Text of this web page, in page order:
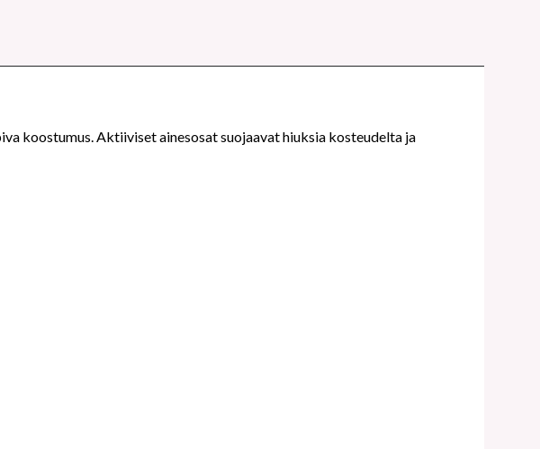
koostumus. Aktiiviset ainesosat suojaavat hiuksia kosteudelta ja